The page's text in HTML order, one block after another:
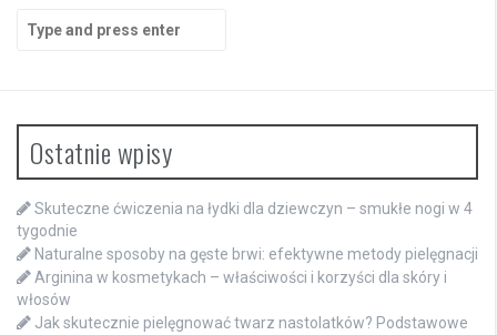
Search
for:
Ostatnie wpisy
Skuteczne ćwiczenia na łydki dla dziewczyn – smukłe nogi w 4
tygodnie
Naturalne sposoby na gęste brwi: efektywne metody pielęgnacji
Arginina w kosmetykach – właściwości i korzyści dla skóry i
włosów
Jak skutecznie pielęgnować twarz nastolatków? Podstawowe